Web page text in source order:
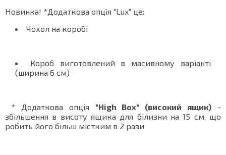
Новинка! *Додаткова опція "Lux" це:
Чохол на коробі
Короб виготовлений в масивному варіанті
(ширина 6 см)
* Додаткова опція "High Box" (високий ящик) -
збільшення в висоту ящика для білизни на 15 см, що
робить його більш містким в 2 рази